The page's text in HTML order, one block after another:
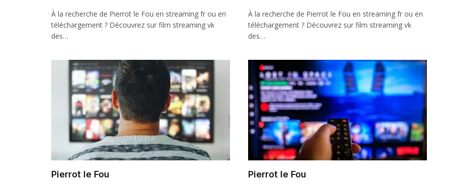
À la recherche de Pierrot le Fou en streaming fr ou en
téléchargement ? Découvrez sur film streaming vk
des…
À la recherche de Pierrot le Fou en streaming fr ou en
téléchargement ? Découvrez sur film streaming vk
des…
Pierrot le Fou Pierrot le Fou